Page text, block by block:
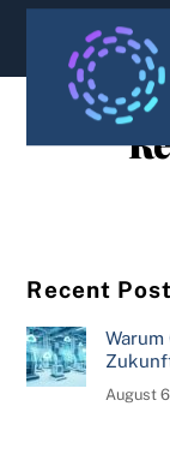
content
Recent
August